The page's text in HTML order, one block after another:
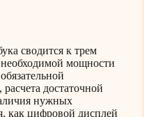
сводится к трем
мощности
достаточной
нужных
как цифровой дисплей